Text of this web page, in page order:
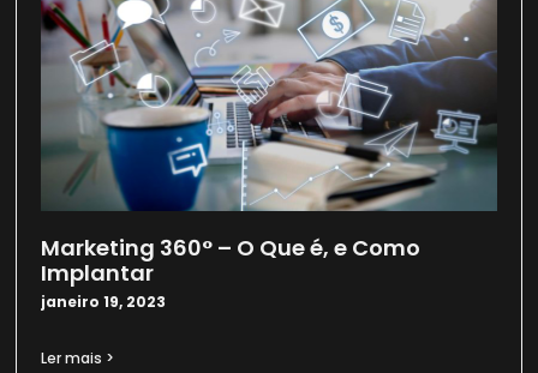
Marketing 360° – O Que é, e Como
Implantar
janeiro 19, 2023
Ler mais >